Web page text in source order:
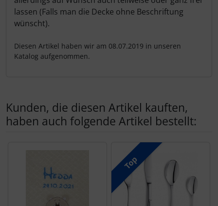
lassen (Falls man die Decke ohne Beschriftung
wünscht).
Diesen Artikel haben wir am 08.07.2019 in unseren
Katalog aufgenommen.
Kunden, die diesen Artikel kauften,
haben auch folgende Artikel bestellt:
Es folgt ein Produktslider - navigieren Sie mit der Tab-
Top